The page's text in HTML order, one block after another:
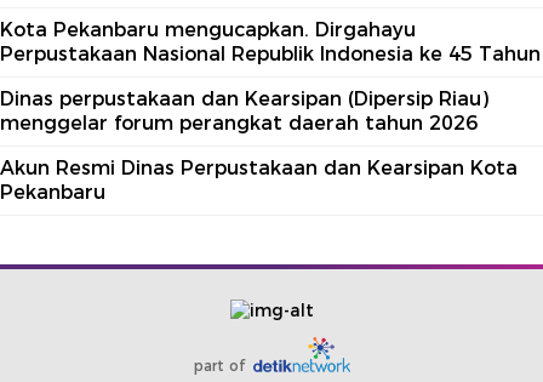
Kota Pekanbaru mengucapkan. Dirgahayu
Perpustakaan Nasional Republik Indonesia ke 45 Tahun
Dinas perpustakaan dan Kearsipan (Dipersip Riau)
menggelar forum perangkat daerah tahun 2026
Akun Resmi Dinas Perpustakaan dan Kearsipan Kota
Pekanbaru
part of